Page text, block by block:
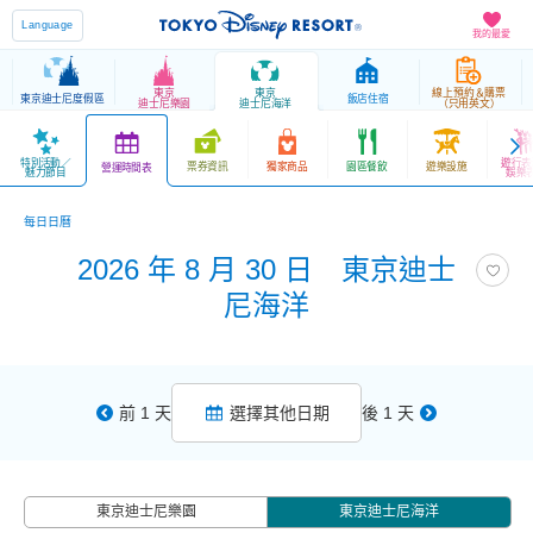
我的最愛
Language
東京迪士尼度假區
東京
迪士尼樂園
東京
迪士尼海洋
飯店住宿
線上預約＆購票
（只用英文）
特別活動／
魅力節目 營運時間表 票券資訊 獨家商品 園區餐飲 遊樂設施 遊行表
娛樂
每日日曆
2026 年 8 月 30 日 東京迪士
尼海洋
前 1 天 選擇其他日期 後 1 天
東京迪士尼樂園 東京迪士尼海洋